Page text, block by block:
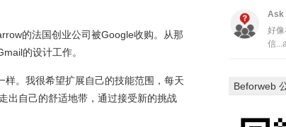
的法国创业公司被Google收购。从那
的设计工作。
。我很希望扩展自己的技能范围，每天
出自己的舒适地带，通过接受新的挑战
Ask
好
信
Beforweb